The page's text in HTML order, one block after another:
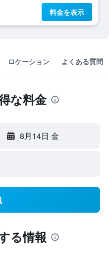
料金を表示
ロケーション よくある質問
な料金
8月14日 金
る情報